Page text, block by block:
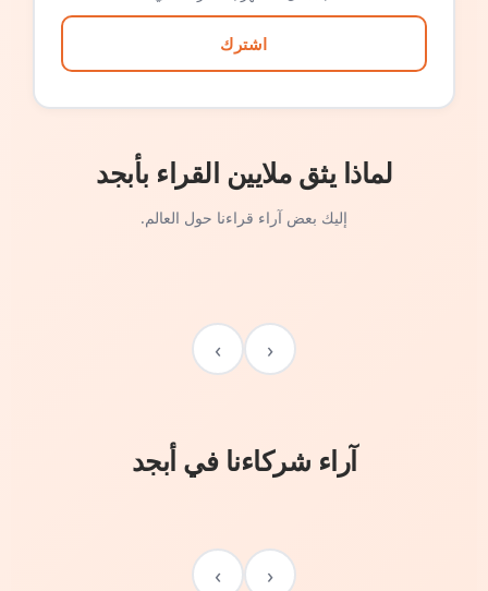
اشترك
لماذا يثق ملايين القراء بأبجد
إليك بعض آراء قراءنا حول العالم.
‹
›
آراء شركاءنا في أبجد
‹
›